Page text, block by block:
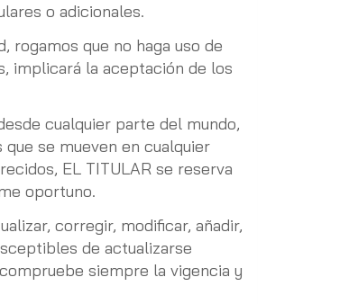
o adicionales.
rogamos que no haga uso de
implicará la aceptación de los
cualquier parte del mundo,
se mueven en cualquier
EL TITULAR se reserva
oportuno.
corregir, modificar, añadir,
de actualizarse
siempre la vigencia y